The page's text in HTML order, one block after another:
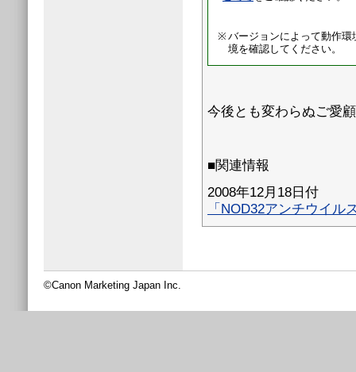
※バージョンによって動作
境を確認してください。
今後とも変わらぬご愛
■関連情報
2008年12月18日付
「NOD32アンチウイ
©Canon Marketing Japan Inc.